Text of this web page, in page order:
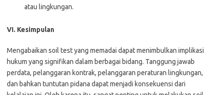
atau lingkungan.
VI. Kesimpulan
Mengabaikan soil test yang memadai dapat menimbulkan implikasi
hukum yang signifikan dalam berbagai bidang. Tanggung jawab
perdata, pelanggaran kontrak, pelanggaran peraturan lingkungan,
dan bahkan tuntutan pidana dapat menjadi konsekuensi dari